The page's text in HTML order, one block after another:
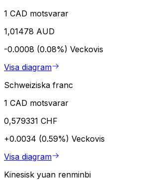
1 CAD motsvarar
1,01478 AUD
-0.0008 (0.08%) Veckovis
Visa diagram
Schweiziska franc
1 CAD motsvarar
0,579331 CHF
+0.0034 (0.59%) Veckovis
Visa diagram
Kinesisk yuan renminbi